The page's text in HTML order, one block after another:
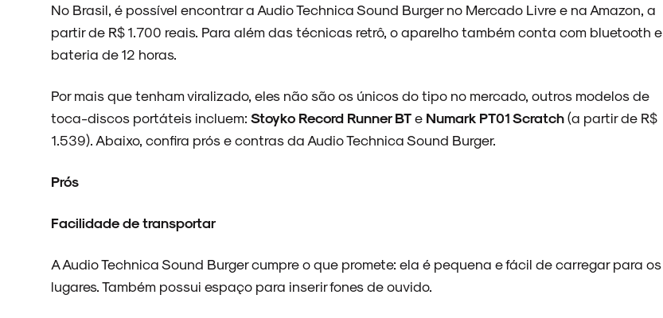
ARQUIVO
ENTREVISTAS
No Brasil, é possível encontrar a Audio Technica Sound Burger no Mercado Livre e na Amazon, a
partir de R$ 1.700 reais. Para além das técnicas retrô, o aparelho também conta com bluetooth e
bateria de 12 horas.
Por mais que tenham viralizado, eles não são os únicos do tipo no mercado, outros modelos de
toca-discos portáteis incluem: Stoyko Record Runner BTe Numark PT01 Scratch(a partir de R$
1.539). Abaixo, confira prós e contras da Audio Technica Sound Burger.
Prós
Facilidade de transportar
A Audio Technica Sound Burger cumpre o que promete: ela é pequena e fácil de carregar para os
lugares. Também possui espaço para inserir fones de ouvido.